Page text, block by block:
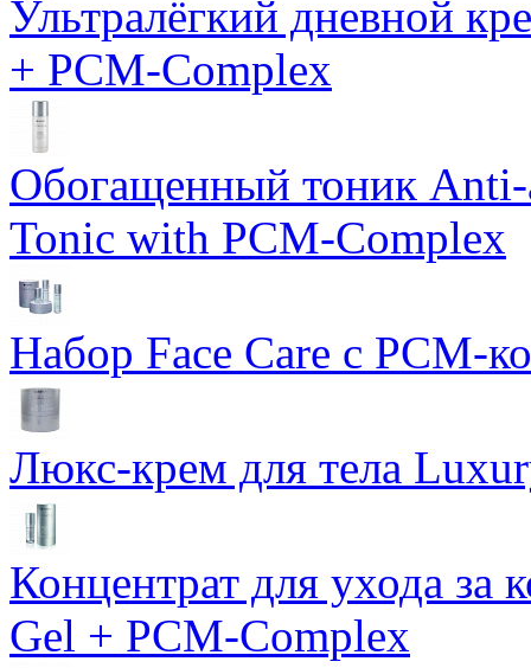
Ультралёгкий дневной
+ PCM-Complex
Обогащенный тоник Anti-
Tonic with PCM-Complex
Набор Face Care с PCM-
Люкс-крем для тела
Концентрат для ухода за
Gel + PCM-Complex